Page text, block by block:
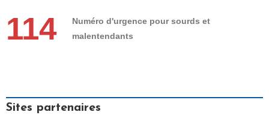
114
Numéro d'urgence pour sourds et
malentendants
Sites partenaires